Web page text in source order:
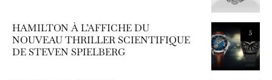
5
HAMILTON À L’AFFICHE DU
NOUVEAU THRILLER SCIENTIFIQUE
DE STEVEN SPIELBERG